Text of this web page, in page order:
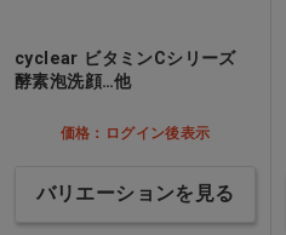
cyclear ビタミンCシリーズ
酵素泡洗顔…他
価格：ログイン後表示
バリエーションを見る